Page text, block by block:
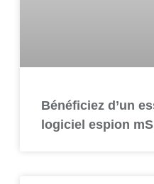
Bénéficiez d’un
logiciel espion